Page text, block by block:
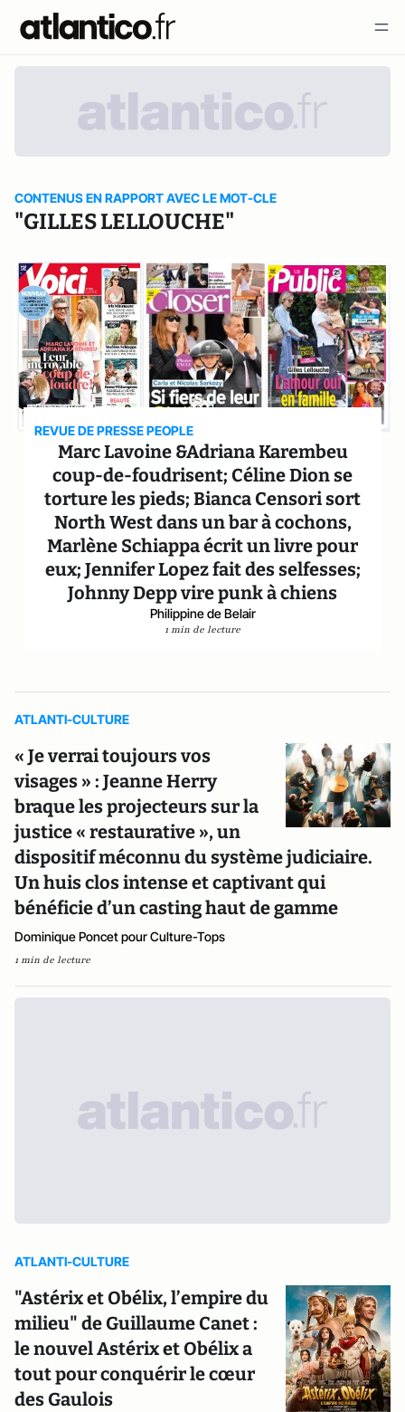
CONTENUS EN RAPPORT AVEC LE MOT-CLE
"GILLES LELLOUCHE"
REVUE DE PRESSE PEOPLE
Marc Lavoine &Adriana Karembeu
coup-de-foudrisent; Céline Dion se
torture les pieds; Bianca Censori sort
North West dans un bar à cochons,
Marlène Schiappa écrit un livre pour
eux; Jennifer Lopez fait des selfesses;
Johnny Depp vire punk à chiens
Philippine de Belair
1 min de lecture
ATLANTI-CULTURE
« Je verrai toujours vos
visages » : Jeanne Herry
braque les projecteurs sur la
justice « restaurative », un
dispositif méconnu du système judiciaire.
Un huis clos intense et captivant qui
bénéficie d’un casting haut de gamme
Dominique Poncet pour Culture-Tops
1 min de lecture
ATLANTI-CULTURE
"Astérix et Obélix, l’empire du
milieu" de Guillaume Canet :
le nouvel Astérix et Obélix a
tout pour conquérir le cœur
des Gaulois